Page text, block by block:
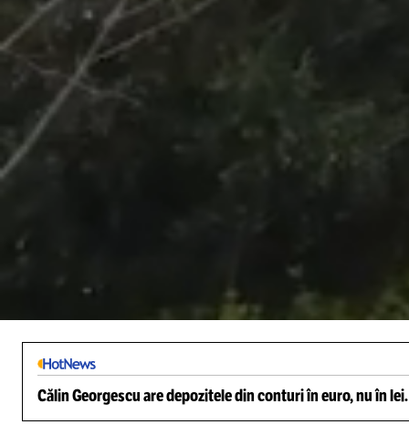
Călin Georgescu are depozitele din conturi în euro, nu în